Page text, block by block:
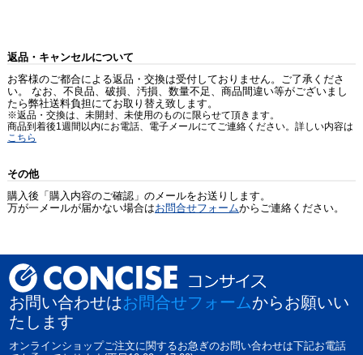
返品・キャンセルについて
お客様のご都合による返品・交換は受付しておりません。ご了承くださ
い。 なお、不良品、破損、汚損、数量不足、商品間違い等がございまし
たら弊社送料負担にてお取り替え致します。
※返品・交換は、未開封、未使用のものに限らせて頂きます。
商品到着後1週間以内にお電話、電子メールにてご連絡ください。詳しい内容は
こちら
その他
購入後「購入内容のご確認」のメールをお送りします。
万が一メールが届かない場合はお問合せフォームからご連絡ください。
お問い合わせはお問合せフォームからお願いい
たします
オンラインショップご注文に関するお急ぎのお問い合わせは下記お電話